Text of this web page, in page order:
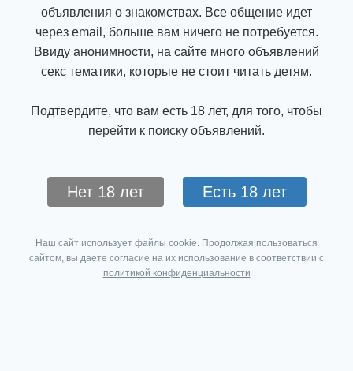
объявления о знакомствах. Все общение идет
через email, больше вам ничего не потребуется.
Ввиду анонимности, на сайте много объявлений
секс тематики, которые не стоит читать детям.
Подтвердите, что вам есть 18 лет, для того, чтобы
перейти к поиску объявлений.
Нет 18 лет Есть 18 лет
Наш сайт использует файлы cookie. Продолжая пользоваться
сайтом, вы даете согласие на их использование в соответствии с
политикой конфиденциальности